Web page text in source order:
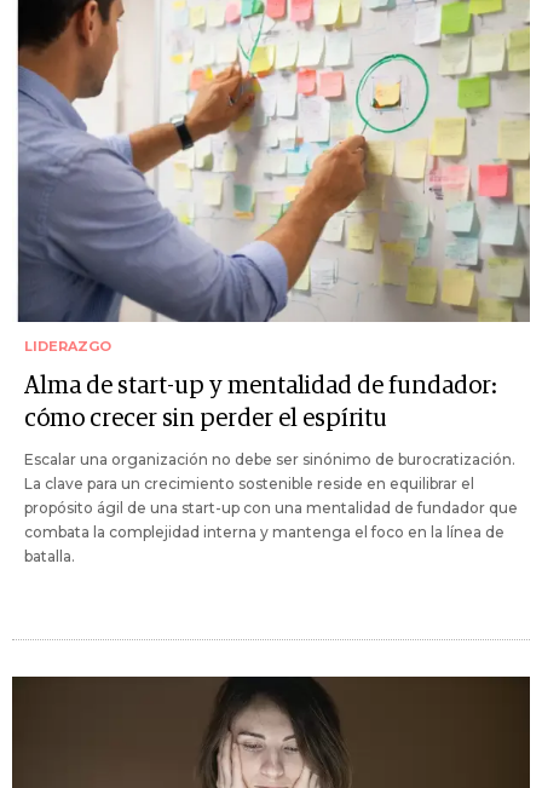
LIDERAZGO
Alma de start-up y mentalidad de fundador:
cómo crecer sin perder el espíritu
Escalar una organización no debe ser sinónimo de burocratización.
La clave para un crecimiento sostenible reside en equilibrar el
propósito ágil de una start-up con una mentalidad de fundador que
combata la complejidad interna y mantenga el foco en la línea de
batalla.